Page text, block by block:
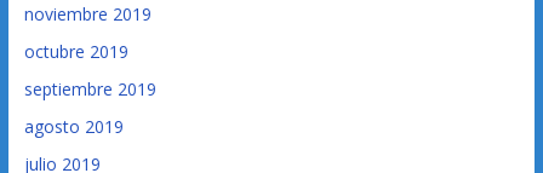
noviembre 2019
octubre 2019
septiembre 2019
agosto 2019
julio 2019